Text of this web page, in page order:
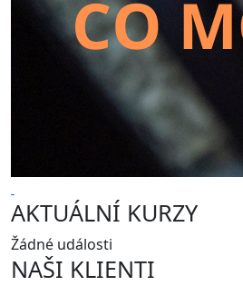
AKTUÁLNÍ KURZY
Žádné události
NAŠI KLIENTI